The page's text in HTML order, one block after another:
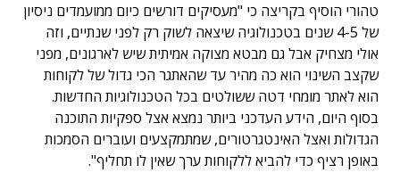
טהורי הוסיף בקריצה כי "מעסיקים דורשים כיום ממועמדים ניסיון
של 4-5 שנים בטכנולוגיה שיצאה לשוק רק לפני שנתיים, וזה
אולי מצחיק אבל גם מבטא מצוקה אמיתית שיש לארגונים, מפני
שקצב השינוי הוא כה מהיר עד שהאתגר הכי גדול של לקוחות
הוא לאתר מומחי דטה ששולטים בכל הטכנולוגיות החדשות.
בסוף היום, הידע העדכני ביותר נמצא אצל ספקיות התוכנה
הגדולות ואצל האינטגרטורים, שמתמקצעים ועוברים הסמכות
באופן רציף כדי להביא ללקוחות ערך שאין לו תחליף".